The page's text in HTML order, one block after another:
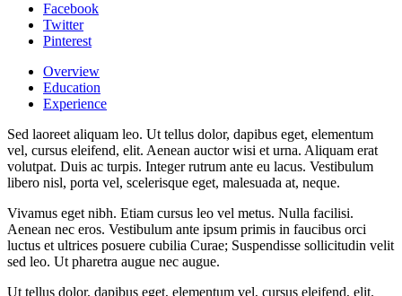
Facebook
Twitter
Pinterest
Overview
Education
Experience
Sed laoreet aliquam leo. Ut tellus dolor, dapibus eget, elementum
vel, cursus eleifend, elit. Aenean auctor wisi et urna. Aliquam erat
volutpat. Duis ac turpis. Integer rutrum ante eu lacus. Vestibulum
libero nisl, porta vel, scelerisque eget, malesuada at, neque.
Vivamus eget nibh. Etiam cursus leo vel metus. Nulla facilisi.
Aenean nec eros. Vestibulum ante ipsum primis in faucibus orci
luctus et ultrices posuere cubilia Curae; Suspendisse sollicitudin velit
sed leo. Ut pharetra augue nec augue.
Ut tellus dolor, dapibus eget, elementum vel, cursus eleifend, elit.